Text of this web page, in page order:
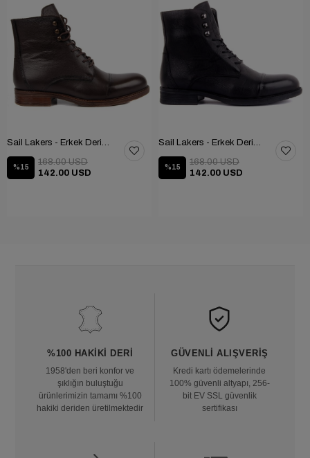
%15
142.00 USD
168.00 USD
%15
142.00 USD
168.00 USD
%100 HAKIKI DERI
1958'den beri konfor ve
şıklığın buluştuğu
ürünlerimizin tamamı %100
hakiki deriden üretilmektedir
GÜVENLI ALIŞVERIŞ
Kredi kartı ödemelerinde
100% güvenli altyapı, 256-
bit EV SSL güvenlik
sertifikası